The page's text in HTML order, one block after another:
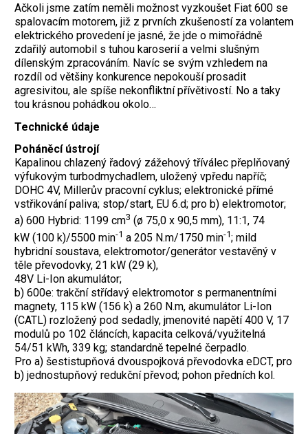
Ačkoli jsme zatím neměli možnost vyzkoušet Fiat 600 se
spalovacím motorem, již z prvních zkušeností za volantem
elektrického provedení je jasné, že jde o mimořádně
zdařilý automobil s tuhou karoserií a velmi slušným
dílenským zpracováním. Navíc se svým vzhledem na
rozdíl od většiny konkurence nepokouší prosadit
agresivitou, ale spíše nekonfliktní přívětivostí. No a taky
tou krásnou pohádkou okolo…
Technické údaje
Poháněcí ústrojí
Kapalinou chlazený řadový zážehový tříválec přeplňovaný
výfukovým turbodmychadlem, uložený vpředu napříč;
DOHC 4V, Millerův pracovní cyklus; elektronické přímé
vstřikování paliva; stop/start, EU 6.d; pro b) elektromotor;
a) 600 Hybrid: 1199 cm3 (ø 75,0 x 90,5 mm), 11:1, 74
kW (100 k)/5500 min-1 a 205 N.m/1750 min-1; mild
hybridní soustava, elektromotor/generátor vestavěný v
těle převodovky, 21 kW (29 k),
48V Li-Ion akumulátor;
b) 600e: trakční střídavý elektromotor s permanentními
magnety, 115 kW (156 k) a 260 N.m, akumulátor Li-Ion
(CATL) rozložený pod s­­edadly, jmenovité napětí 400 V, 17
modulů po 102 článcích, kapacita celková/využitelná
54/51 kWh, 339 kg; standardně tepelné čerpadlo.
Pro a) šestistupňová dvouspojková převodovka eDCT, pro
b) jednostupňový redukční převod; pohon předních kol.